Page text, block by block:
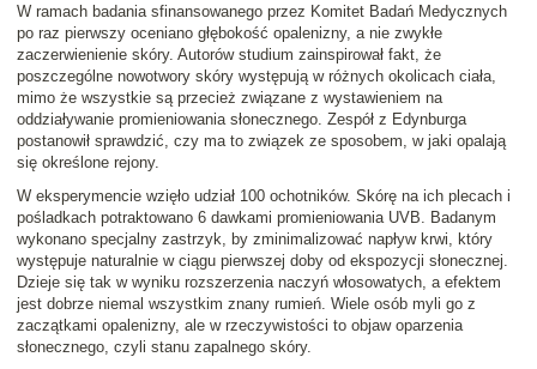
W ramach badania sfinansowanego przez Komitet Badań Medycznych
po raz pierwszy oceniano głębokość opalenizny, a nie zwykłe
zaczerwienienie skóry. Autorów studium zainspirował fakt, że
poszczególne nowotwory skóry występują w różnych okolicach ciała,
mimo że wszystkie są przecież związane z wystawieniem na
oddziaływanie promieniowania słonecznego. Zespół z Edynburga
postanowił sprawdzić, czy ma to związek ze sposobem, w jaki opalają
się określone rejony.
W eksperymencie wzięło udział 100 ochotników. Skórę na ich plecach i
pośladkach potraktowano 6 dawkami promieniowania UVB. Badanym
wykonano specjalny zastrzyk, by zminimalizować napływ krwi, który
występuje naturalnie w ciągu pierwszej doby od ekspozycji słonecznej.
Dzieje się tak w wyniku rozszerzenia naczyń włosowatych, a efektem
jest dobrze niemal wszystkim znany rumień. Wiele osób myli go z
zaczątkami opalenizny, ale w rzeczywistości to objaw oparzenia
słonecznego, czyli stanu zapalnego skóry.